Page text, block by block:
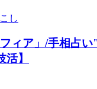
し
ィア」/手相占
】